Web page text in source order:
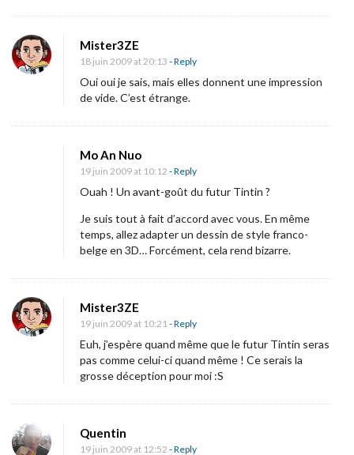
b
e
t
:
l
e
s
d
i
a
b
l
e
s
T
Mister3ZE
18 juin 2009 at 20:13 - Reply
Oui oui je sais, mais elles donnent une impression
de vide. C’est étrange.
Mo An Nuo
19 juin 2009 at 10:12 - Reply
Ouah ! Un avant-goût du futur Tintin ?
Je suis tout à fait d’accord avec vous. En même
temps, allez adapter un dessin de style franco-
belge en 3D… Forcément, cela rend bizarre.
Mister3ZE
19 juin 2009 at 10:21- Reply
Euh, j’espère quand même que le futur Tintin seras
pas comme celui-ci quand même ! Ce serais la
grosse déception pour moi :S
Quentin
19 juin 2009 at 12:52 - Reply